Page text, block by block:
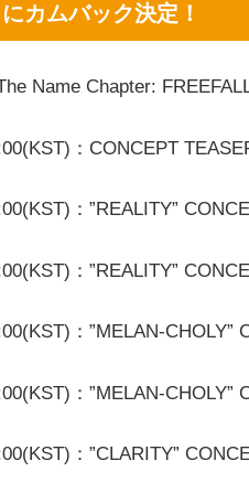
カムバック決定！
Name Chapter:
：CONCEPT
：”REALITY”
：”REALITY”
：”MELAN-CHOLY”
：”MELAN-CHOLY”
：”CLARITY”